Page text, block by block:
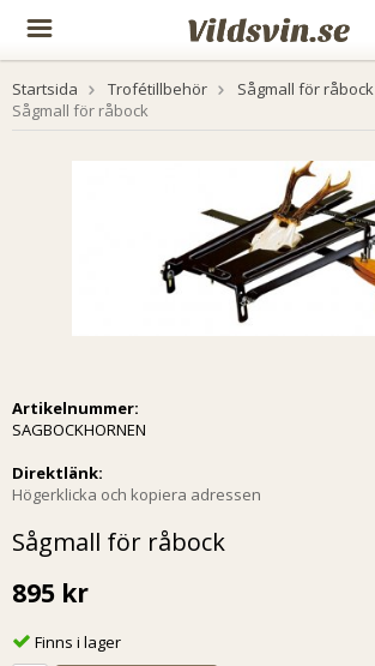
Startsida Trofétillbehör
Sågmall för råbock
Sågmall för råbock
Artikelnummer:
SAGBOCKHORNEN
Direktlänk:
Högerklicka och kopiera adressen
Sågmall för råbock
895 kr
Finns i lager